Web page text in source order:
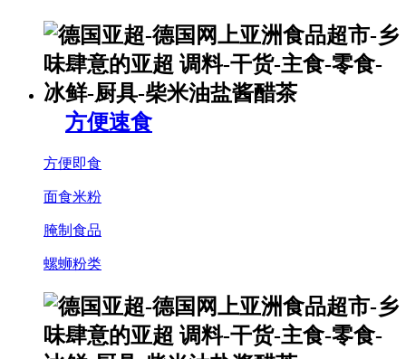
方便速食
方便即食
面食米粉
腌制食品
螺蛳粉类